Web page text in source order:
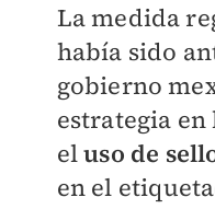
La medida
había sido
gobierno
estrategia
eluso de
en el